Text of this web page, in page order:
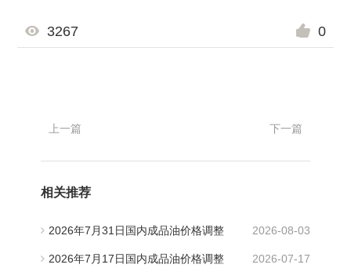
3267 0
上一篇 下一篇
相关推荐
2026-08-03
2026年7月31日国内成品油价格调整
2026-07-17
2026年7月17日国内成品油价格调整